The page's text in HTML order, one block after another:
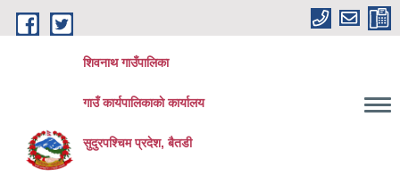
Skip to main content
शिवनाथ गाउँपालिका
गाउँ कार्यपालिकाकाे कार्यालय
सुदुरपश्चिम प्रदेश, बैतडी